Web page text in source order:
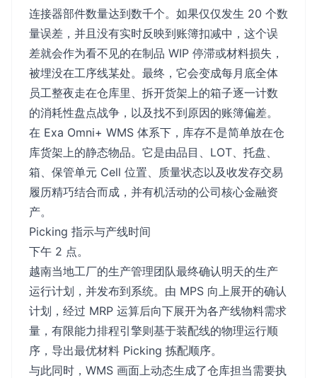
连接器部件数量达到数千个。如果仅仅发生 20 个数
量误差，并且没有实时反映到账簿扣减中，这个误
差就会作为看不见的在制品 WIP 停滞或材料损失，
被埋没在工序线某处。最终，它会变成每月底全体
员工整夜走在仓库里、拆开货架上的箱子逐一计数
的消耗性盘点战争，以及找不到原因的账簿偏差。
在 Exa Omni+ WMS 体系下，库存不是简单放在仓
库货架上的静态物品。它是由品目、LOT、托盘、
箱、保管单元 Cell 位置、质量状态以及收发存交易
履历精巧结合而成，并有机活动的公司核心金融资
产。
Picking 指示与产线时间
下午 2 点。
越南当地工厂的生产管理团队最终确认明天的生产
运行计划，并发布到系统。由 MPS 向上展开的确认
计划，经过 MRP 运算后向下展开为各产线物料需求
量，有限能力排程引擎则基于装配线的物理运行顺
序，导出最优材料 Picking 拣配顺序。
与此同时，WMS 画面上动态生成了仓库担当需要执